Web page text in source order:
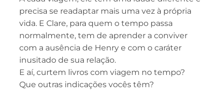
precisa se readaptar mais uma vez à própria
vida. E Clare, para quem o tempo passa
normalmente, tem de aprender a conviver
com a ausência de Henry e com o caráter
inusitado de sua relação.
E aí, curtem livros com viagem no tempo?
Que outras indicações vocês têm?